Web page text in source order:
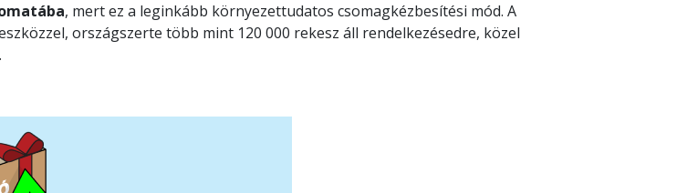
, mert ez a leginkább környezettudatos csomagkézbesítési mód. A
országszerte több mint 120 000 rekesz áll rendelkezésedre, közel